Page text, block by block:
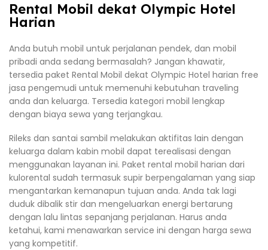
Rental Mobil dekat Olympic Hotel
Harian
Anda butuh mobil untuk perjalanan pendek, dan mobil
pribadi anda sedang bermasalah? Jangan khawatir,
tersedia paket Rental Mobil dekat Olympic Hotel harian free
jasa pengemudi untuk memenuhi kebutuhan traveling
anda dan keluarga. Tersedia kategori mobil lengkap
dengan biaya sewa yang terjangkau.
Rileks dan santai sambil melakukan aktifitas lain dengan
keluarga dalam kabin mobil dapat terealisasi dengan
menggunakan layanan ini. Paket rental mobil harian dari
kulorental sudah termasuk supir berpengalaman yang siap
mengantarkan kemanapun tujuan anda. Anda tak lagi
duduk dibalik stir dan mengeluarkan energi bertarung
dengan lalu lintas sepanjang perjalanan. Harus anda
ketahui, kami menawarkan service ini dengan harga sewa
yang kompetitif.